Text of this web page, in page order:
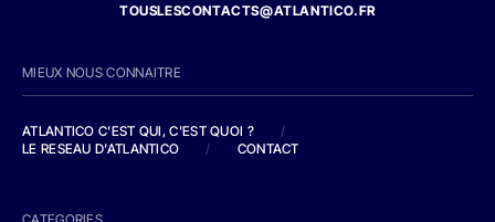
TOUSLESCONTACTS@ATLANTICO.FR
MIEUX NOUS CONNAITRE
ATLANTICO C'EST QUI, C'EST QUOI ?
/
LE RESEAU D'ATLANTICO
/ CONTACT